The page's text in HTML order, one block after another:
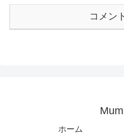
コメン
ホーム